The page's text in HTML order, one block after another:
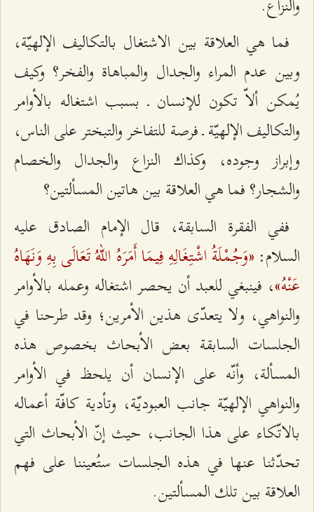
فما هي العلاقة بين الاشتغال بالتكاليف الإلهيّة،
وبين عدم المراء والجدال والمباهاة والفخر؟ وكيف
يُمكن ألاّ تكون للإنسان ـ بسبب اشتغاله بالأوامر
والتكاليف الإلهيّة ـ فرصة للتفاخر والتبختر على الناس،
وإبراز وجوده، وكذاك النزاع والجدال والخصام
والشجار؟ فما هي العلاقة بين هاتين المسألتين؟
ففي الفقرة السابقة، قال الإمام الصادق عليه
السلام: «وَجُمْلَةُ اشْتِغَالِهِ فِيمَا أَمَرَهُ اللهُ تَعَالَى بِهِ وَنَهَاهُ
عَنْهُ»، فينبغي للعبد أن يحصر اشتغاله وعمله بالأوامر
والنواهي، ولا يتعدّى هذين الأمرين؛ وقد طرحنا في
الجلسات السابقة بعض الأبحاث بخصوص هذه
المسألة، وأنّه على الإنسان أن يلحظ في الأوامر
والنواهي الإلهيّة جانب العبوديّة، وتأدية كافّة أعماله
بالاتّكاء على هذا الجانب، حيث إنّ الأبحاث التي
تحدّثنا عنها في هذه الجلسات ستُعيننا على فهم
العلاقة بين تلك المسألتين.